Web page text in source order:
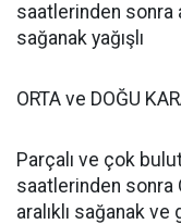
saatlerinden sonra
sağanak yağışlı
ORTA ve DOĞU
Parçalı ve çok
saatlerinden sonra
aralıklı sağanak